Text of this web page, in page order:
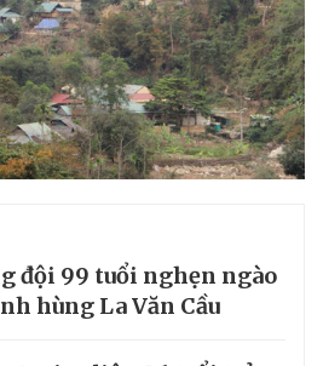
đội 99 tuổi nghẹn ngào
hùng La Văn Cầu